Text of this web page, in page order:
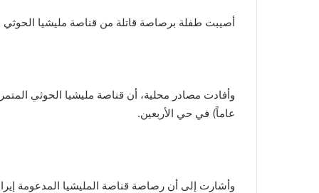
أصيبت طفلة برصاصة قاتلة من قناصة مليشيا
عاماً) في حي الأربعين.
وأشارت إلى أن رصاصة قناصة المليشيا المدعومة